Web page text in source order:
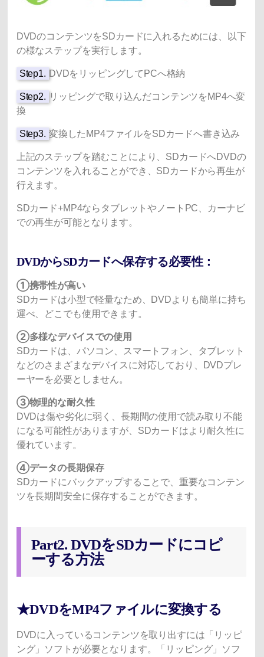
DVDのコンテンツをSDカードに入れるためには、以下
の様なステップを実行します。
Step1. DVDをリッピングしてPCへ格納
Step2. リッピングで取り込んだコンテンツをMP4へ変
換
Step3. 変換したMP4ファイルをSDカードへ書き込み
上記のステップを踏むことにより、SDカードへDVDの
コンテンツを入れることができ、SDカードから再生が
行えます。
SDカード+MP4ならタブレットやノートPC、カーナビ
での再生が可能となります。
DVDからSDカードへ保存する必要性：
①携帯性が高い
SDカードは小型で軽量なため、DVDよりも簡単に持ち
運べ、どこでも使用できます。
②多様なデバイスでの使用
SDカードは、パソコン、スマートフォン、タブレット
などのさまざまなデバイスに対応しており、DVDプレ
ーヤーを必要としません。
③物理的な耐久性
DVDは傷や劣化に弱く、長期間の使用で読み取り不能
になる可能性がありますが、SDカードはより耐久性に
優れています。
④データの長期保存
SDカードにバックアップすることで、重要なコンテン
ツを長期間安全に保存することができます。
Part2. DVDをSDカードにコピ
ーする方法
★DVDをMP4ファイルに変換する
DVDに入っているコンテンツを取り出すには「リッピ
ング」ソフトが必要となります。「リッピング」ソフ